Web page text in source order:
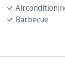
Barbecue